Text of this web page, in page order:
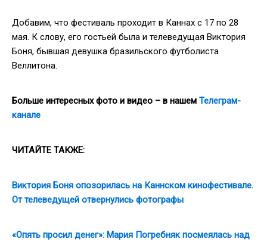
Добавим, что фестиваль проходит в Каннах с 17 по 28
мая. К слову, его гостьей была и телеведущая Виктория
Боня, бывшая девушка бразильского футболиста
Веллитона.
Больше интересных фото и видео – в нашем Телеграм-
канале
ЧИТАЙТЕ ТАКЖЕ:
Виктория Боня опозорилась на Каннском кинофестивале.
От телеведущей отвернулись фотографы
«Опять просил денег»: Мария Погребняк посмеялась над